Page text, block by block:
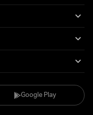
Google Play